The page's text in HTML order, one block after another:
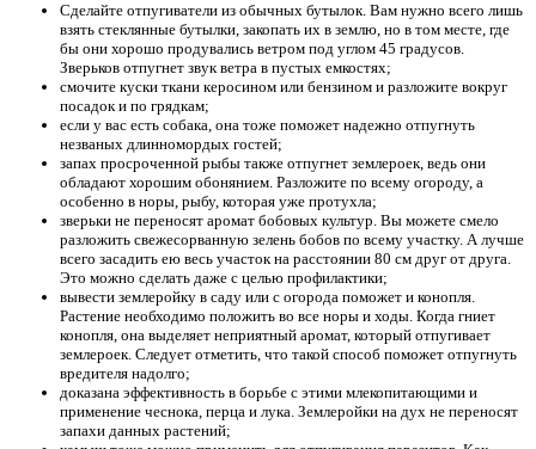
Сделайте отпугиватели из обычных бутылок. Вам нужно всего лишь
взять стеклянные бутылки, закопать их в землю, но в том месте, где
бы они хорошо продувались ветром под углом 45 градусов.
Зверьков отпугнет звук ветра в пустых емкостях;
смочите куски ткани керосином или бензином и разложите вокруг
посадок и по грядкам;
если у вас есть собака, она тоже поможет надежно отпугнуть
незваных длинномордых гостей;
запах просроченной рыбы также отпугнет землероек, ведь они
обладают хорошим обонянием. Разложите по всему огороду, а
особенно в норы, рыбу, которая уже протухла;
зверьки не переносят аромат бобовых культур. Вы можете смело
разложить свежесорванную зелень бобов по всему участку. А лучше
всего засадить ею весь участок на расстоянии 80 см друг от друга.
Это можно сделать даже с целью профилактики;
вывести землеройку в саду или с огорода поможет и конопля.
Растение необходимо положить во все норы и ходы. Когда гниет
конопля, она выделяет неприятный аромат, который отпугивает
землероек. Следует отметить, что такой способ поможет отпугнуть
вредителя надолго;
доказана эффективность в борьбе с этими млекопитающими и
применение чеснока, перца и лука. Землеройки на дух не переносят
запахи данных растений;